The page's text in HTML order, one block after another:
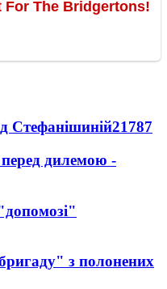
Стефанішиній21787
дилемою -
з полонених